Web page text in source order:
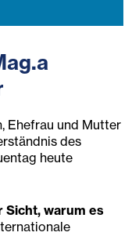
Ehefrau und Mutter
des
heute
Sicht, warum es